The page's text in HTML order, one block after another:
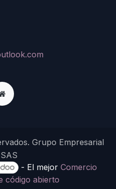
Grupo Empresarial
- El mejorComercio
código abierto